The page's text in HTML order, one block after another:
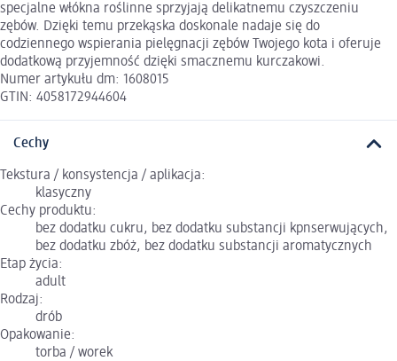
specjalne włókna roślinne sprzyjają delikatnemu czyszczeniu
zębów. Dzięki temu przekąska doskonale nadaje się do
codziennego wspierania pielęgnacji zębów Twojego kota i oferuje
dodatkową przyjemność dzięki smacznemu kurczakowi.
Numer artykułu dm: 1608015
GTIN: 4058172944604
Cechy
Tekstura / konsystencja / aplikacja:
klasyczny
Cechy produktu:
bez dodatku cukru, bez dodatku substancji kpnserwujących,
bez dodatku zbóż, bez dodatku substancji aromatycznych
Etap życia:
adult
Rodzaj:
drób
Opakowanie:
torba / worek